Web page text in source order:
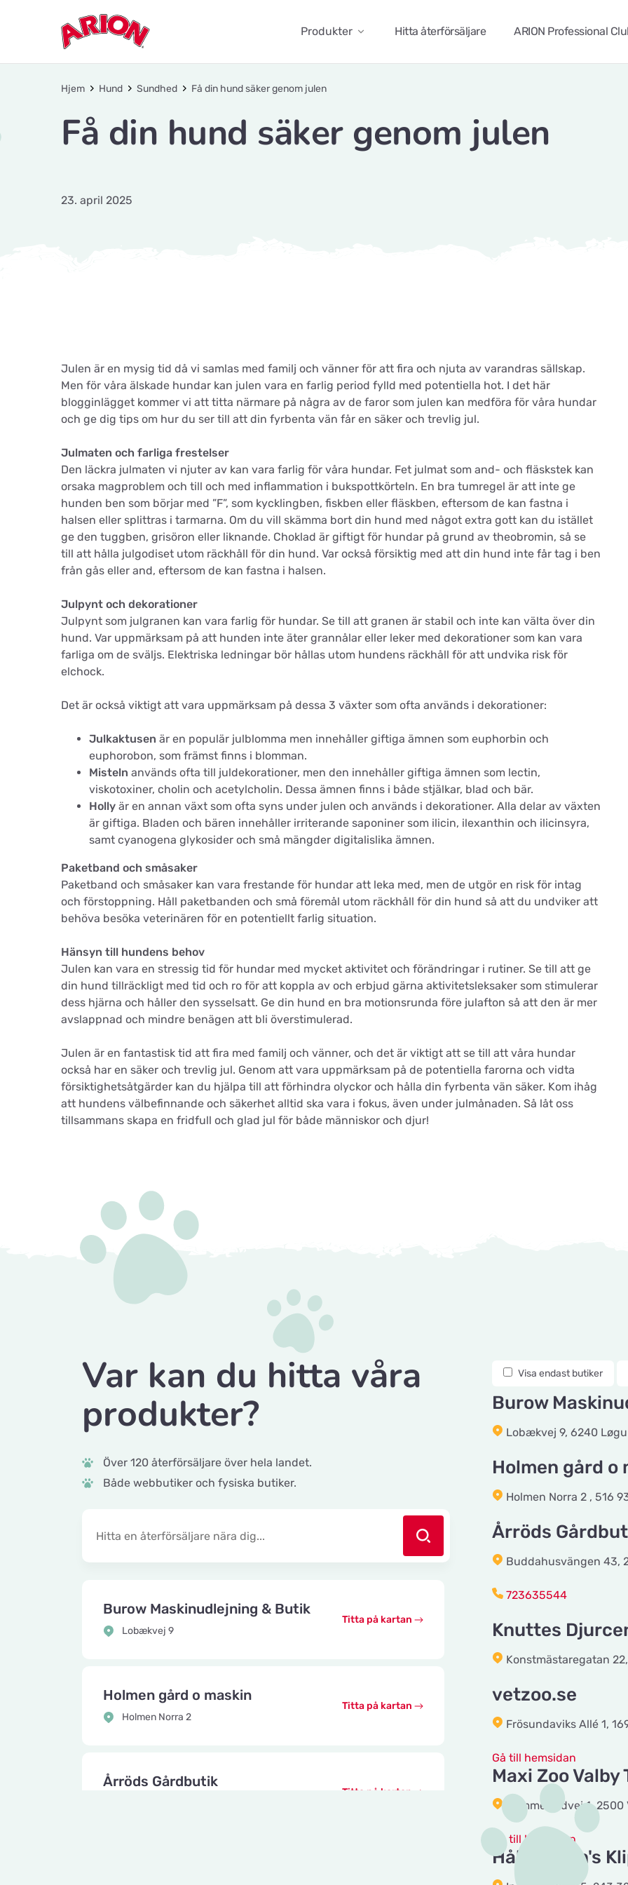
Produkter Hitta återförsäljare ARION Professional
Hjem Hund Sundhed Få din hund säker genom julen
Få din hund säker genom julen
23. april 2025
Julen är en mysig tid då vi samlas med familj och vänner för att fira och njuta av varandras sällskap.
Men för våra älskade hundar kan julen vara en farlig period fylld med potentiella hot. I det här
blogginlägget kommer vi att titta närmare på några av de faror som julen kan medföra för våra hundar
och ge dig tips om hur du ser till att din fyrbenta vän får en säker och trevlig jul.
Julmaten och farliga frestelser
Den läckra julmaten vi njuter av kan vara farlig för våra hundar. Fet julmat som and- och fläskstek kan
orsaka magproblem och till och med inflammation i bukspottkörteln. En bra tumregel är att inte ge
hunden ben som börjar med ”F”, som kycklingben, fiskben eller fläskben, eftersom de kan fastna i
halsen eller splittras i tarmarna. Om du vill skämma bort din hund med något extra gott kan du istället
ge den tuggben, grisöron eller liknande. Choklad är giftigt för hundar på grund av theobromin, så se
till att hålla julgodiset utom räckhåll för din hund. Var också försiktig med att din hund inte får tag i ben
från gås eller and, eftersom de kan fastna i halsen.
Julpynt och dekorationer
Julpynt som julgranen kan vara farlig för hundar. Se till att granen är stabil och inte kan välta över din
hund. Var uppmärksam på att hunden inte äter grannålar eller leker med dekorationer som kan vara
farliga om de sväljs. Elektriska ledningar bör hållas utom hundens räckhåll för att undvika risk för
elchock.
Det är också viktigt att vara uppmärksam på dessa 3 växter som ofta används i dekorationer:
Julkaktusen är en populär julblomma men innehåller giftiga ämnen som euphorbin och
euphorobon, som främst finns i blomman.
Misteln används ofta till juldekorationer, men den innehåller giftiga ämnen som lectin,
viskotoxiner, cholin och acetylcholin. Dessa ämnen finns i både stjälkar, blad och bär.
Holly är en annan växt som ofta syns under julen och används i dekorationer. Alla delar av växten
är giftiga. Bladen och bären innehåller irriterande saponiner som ilicin, ilexanthin och ilicinsyra,
samt cyanogena glykosider och små mängder digitalislika ämnen.
Paketband och småsaker
Paketband och småsaker kan vara frestande för hundar att leka med, men de utgör en risk för intag
och förstoppning. Håll paketbanden och små föremål utom räckhåll för din hund så att du undviker att
behöva besöka veterinären för en potentiellt farlig situation.
Hänsyn till hundens behov
Julen kan vara en stressig tid för hundar med mycket aktivitet och förändringar i rutiner. Se till att ge
din hund tillräckligt med tid och ro för att koppla av och erbjud gärna aktivitetsleksaker som stimulerar
dess hjärna och håller den sysselsatt. Ge din hund en bra motionsrunda före julafton så att den är mer
avslappnad och mindre benägen att bli överstimulerad.
Julen är en fantastisk tid att fira med familj och vänner, och det är viktigt att se till att våra hundar
också har en säker och trevlig jul. Genom att vara uppmärksam på de potentiella farorna och vidta
försiktighetsåtgärder kan du hjälpa till att förhindra olyckor och hålla din fyrbenta vän säker. Kom ihåg
att hundens välbefinnande och säkerhet alltid ska vara i fokus, även under julmånaden. Så låt oss
tillsammans skapa en fridfull och glad jul för både människor och djur!
Var kan du hitta våra
produkter?
Över 120 återförsäljare över hela landet.
Både webbutiker och fysiska butiker.
Burow Maskinudlejning & Butik
Lobækvej 9
Titta på kartan
Holmen gård o maskin
Holmen Norra 2
Titta på kartan
Årröds Gårdbutik
Titta på kartan
Visa endast butiker
Burow
Lobækvej 9, 6240
Holmen gård o
Holmen Norra 2 , 516
Årröds
Buddahusvängen 43,
723635544
Knuttes
Konstmästaregatan
vetzoo.se
Frösundaviks Allé 1,
Gå till hemsidan
Maxi Zoo
Summerredvej 1, 2500
Gå till hemsidan
Håkansson's